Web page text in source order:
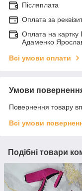
Післяплата
Оплата за
Оплата на
Адаменко
Всі умови оплати
Умови
Повернення товару
Всі умови
Подібні товари